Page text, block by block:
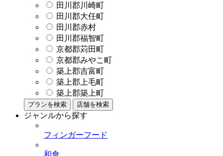
田川郡川崎町
田川郡大任町
田川郡赤村
田川郡福智町
京都郡苅田町
京都郡みやこ町
築上郡吉富町
築上郡上毛町
築上郡築上町
プランを検索 店舗を検索
ジャンルから探す
フィンガーフード
和食